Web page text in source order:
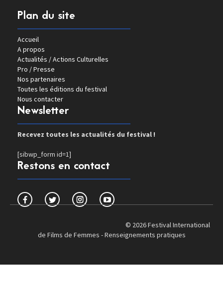
Plan du site
Accueil
A propos
Actualités / Actions Culturelles
Pro / Presse
Nos partenaires
Toutes les éditions du festival
Nous contacter
Newsletter
Recevez toutes les actualités du festival !
[sibwp_form id=1]
Restons en contact
© 2026 Festival International
de Films de Femmes -Renseignements pratiques